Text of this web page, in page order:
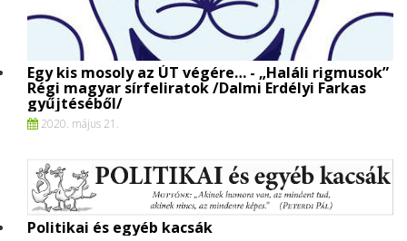
Egy kis mosoly az ÚT végére… - „Haláli rigmusok”
Régi magyar sírfeliratok /Dalmi Erdélyi Farkas
gyűjtéséből/
2020. május 21.
Politikai és egyéb kacsák